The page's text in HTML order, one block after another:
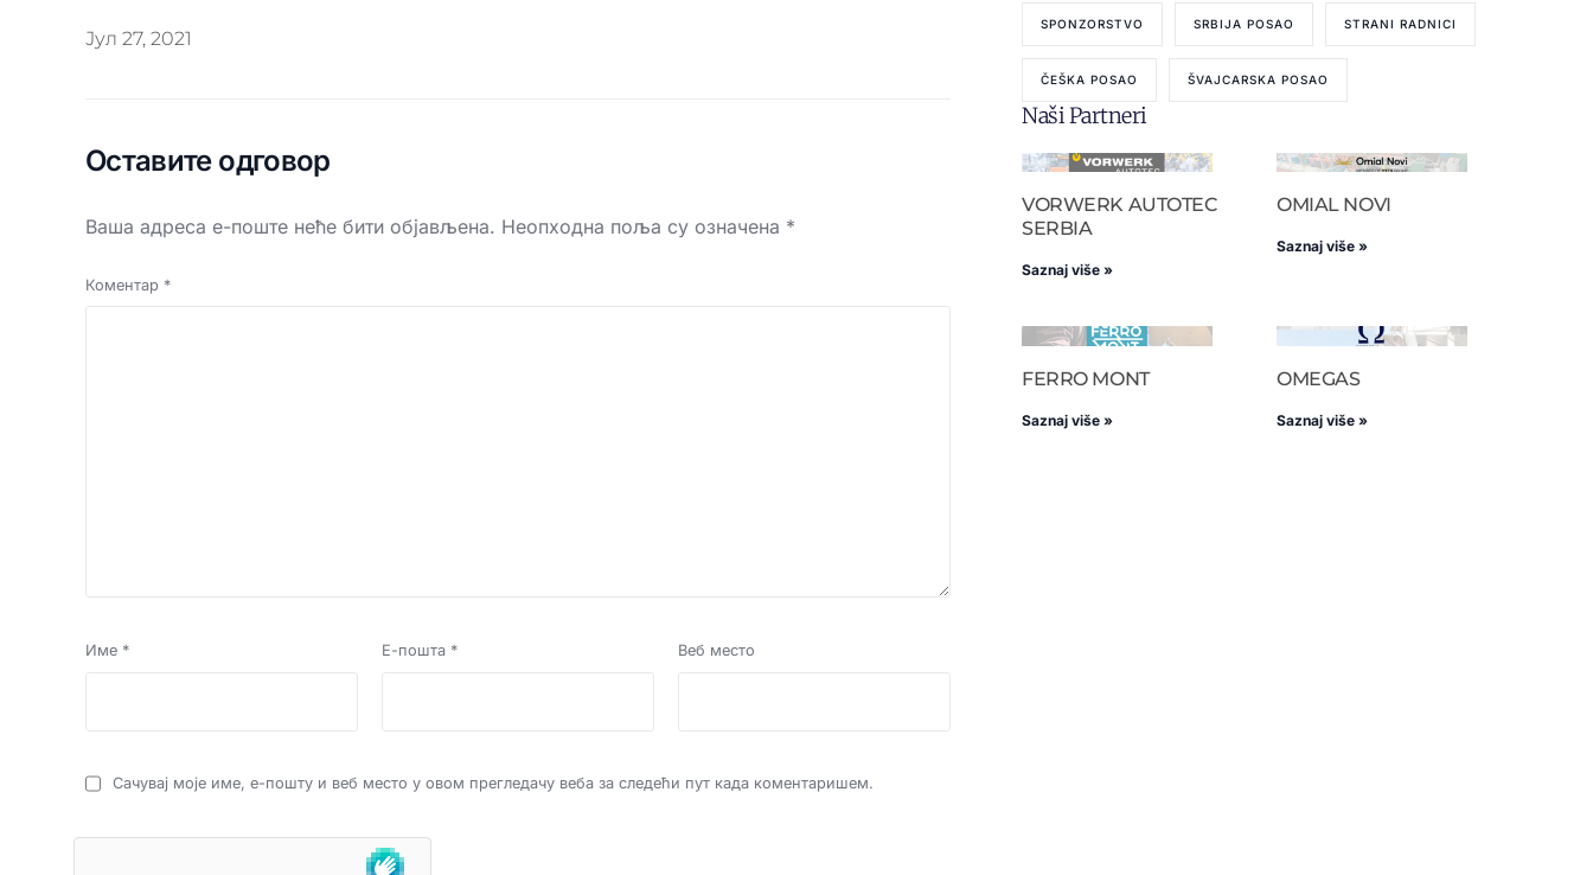
Јул 27, 2021
Оставите одговор
Ваша адреса е-поште неће бити објављена. Неопходна поља су означена *
Коментар *
Име * Е-пошта * Веб место
Сачувај моје име, е-пошту и веб место у овом прегледачу веба за следећи пут када коментаришем.
SPONZORSTVO SRBIJA POSAO STRANI RADNICI
ČEŠKA POSAO ŠVAJCARSKA POSAO
Naši Partneri
VORWERK AUTOTEC
SERBIA
Saznaj više »
OMIAL NOVI
Saznaj više »
FERRO MONT
Saznaj više »
OMEGAS
Saznaj više »